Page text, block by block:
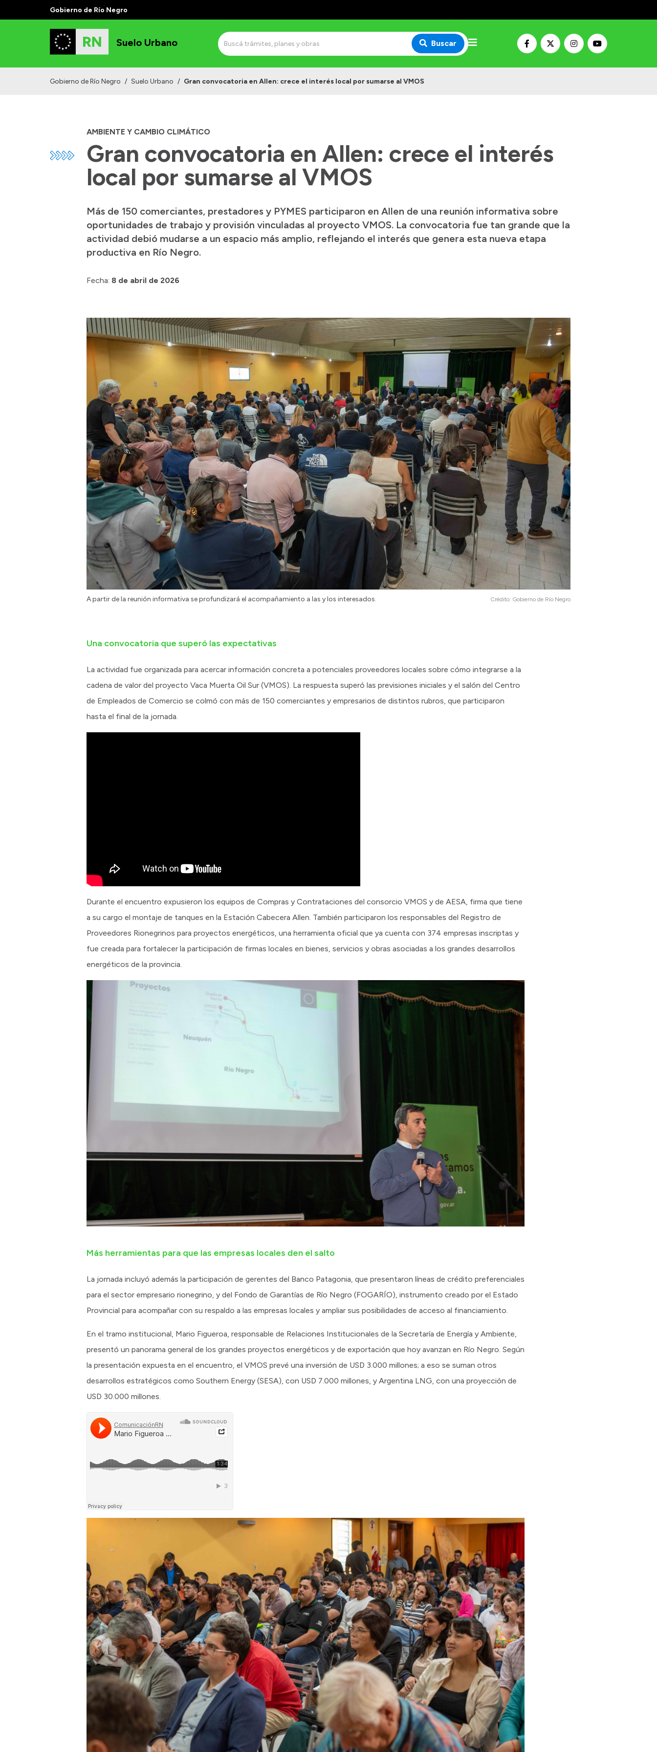
Gobierno de Río Negro
Suelo Urbano Buscar
Gobierno de Río Negro / Suelo Urbano / Gran convocatoria en Allen: crece el interés local por sumarse al VMOS
AMBIENTE Y CAMBIO CLIMÁTICO
Gran convocatoria en Allen: crece el interés
local por sumarse al VMOS
Más de 150 comerciantes, prestadores y PYMES participaron en Allen de una reunión informativa sobre
oportunidades de trabajo y provisión vinculadas al proyecto VMOS. La convocatoria fue tan grande que la
actividad debió mudarse a un espacio más amplio, reflejando el interés que genera esta nueva etapa
productiva en Río Negro.
Fecha: 8 de abril de 2026
A partir de la reunión informativa se profundizará el acompañamiento a las y los interesados. Crédito: Gobierno de Río Negro
Una convocatoria que superó las expectativas
La actividad fue organizada para acercar información concreta a potenciales proveedores locales sobre cómo integrarse a la
cadena de valor del proyecto Vaca Muerta Oil Sur (VMOS). La respuesta superó las previsiones iniciales y el salón del Centro
de Empleados de Comercio se colmó con más de 150 comerciantes y empresarios de distintos rubros, que participaron
hasta el final de la jornada.
Durante el encuentro expusieron los equipos de Compras y Contrataciones del consorcio VMOS y de AESA, firma que tiene
a su cargo el montaje de tanques en la Estación Cabecera Allen. También participaron los responsables del Registro de
Proveedores Rionegrinos para proyectos energéticos, una herramienta oficial que ya cuenta con 374 empresas inscriptas y
fue creada para fortalecer la participación de firmas locales en bienes, servicios y obras asociadas a los grandes desarrollos
energéticos de la provincia.
Más herramientas para que las empresas locales den el salto
La jornada incluyó además la participación de gerentes del Banco Patagonia, que presentaron líneas de crédito preferenciales
para el sector empresario rionegrino, y del Fondo de Garantías de Río Negro (FOGARÍO), instrumento creado por el Estado
Provincial para acompañar con su respaldo a las empresas locales y ampliar sus posibilidades de acceso al financiamiento.
En el tramo institucional, Mario Figueroa, responsable de Relaciones Institucionales de la Secretaría de Energía y Ambiente,
presentó un panorama general de los grandes proyectos energéticos y de exportación que hoy avanzan en Río Negro. Según
la presentación expuesta en el encuentro, el VMOS prevé una inversión de USD 3.000 millones; a eso se suman otros
desarrollos estratégicos como Southern Energy (SESA), con USD 7.000 millones, y Argentina LNG, con una proyección de
USD 30.000 millones.